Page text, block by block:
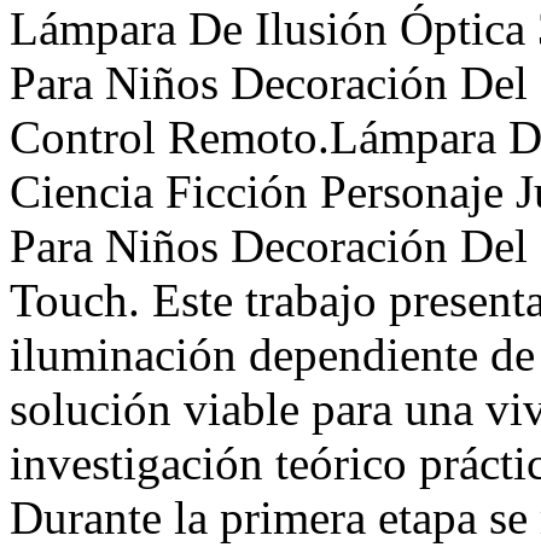
Lámpara De Ilusión
Para Niños Decoración
Control Remoto.Lámpara
Ciencia Ficción Personaje
Para Niños Decoración
Touch. Este trabajo
iluminación dependiente
solución viable para una
investigación teórico
Durante la primera etapa